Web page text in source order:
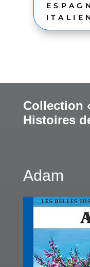
Collection
Histoires
Adam